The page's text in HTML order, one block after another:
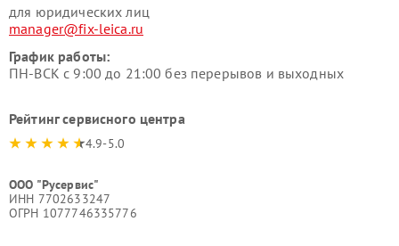
для юридических лиц
manager@fix-leica.ru
График работы:
ПН-ВСК с 9:00 до 21:00 без перерывов и выходных
Рейтинг сервисного центра
4.9-5.0
ООО "Русервис"
ИНН 7702633247
ОГРН 1077746335776